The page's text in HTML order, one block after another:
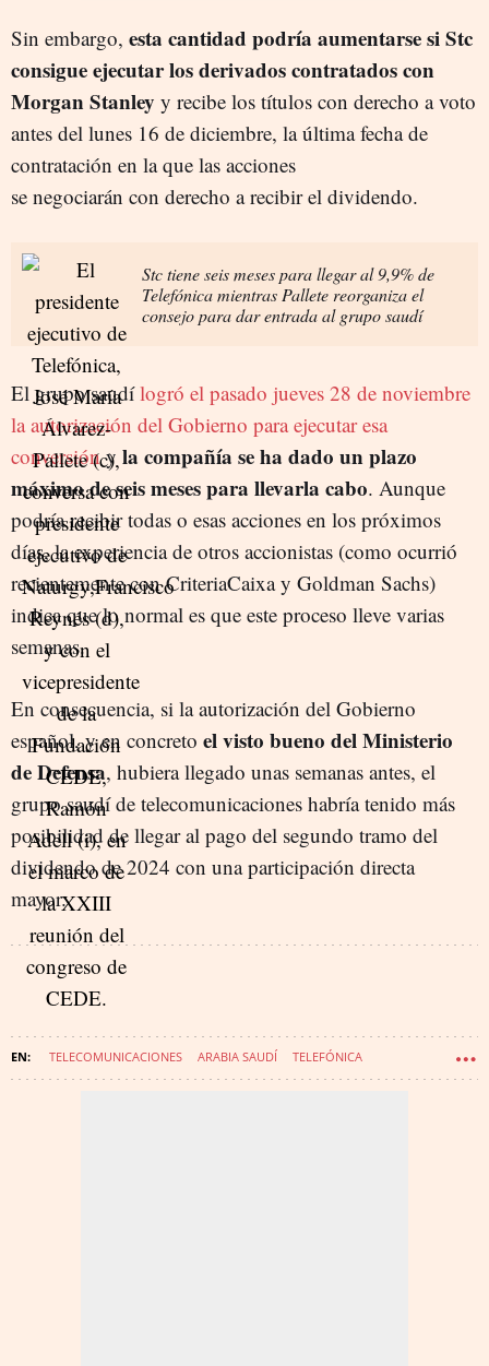
Sin embargo, esta cantidad podría aumentarse si Stc
consigue ejecutar los derivados contratados con
Morgan Stanley y recibe los títulos con derecho a voto
antes del lunes 16 de diciembre, la última fecha de
contratación en la que las acciones
se negociarán con derecho a recibir el dividendo.
Stc tiene seis meses para llegar al 9,9% de
Telefónica mientras Pallete reorganiza el
consejo para dar entrada al grupo saudí
El grupo saudílogró el pasado jueves 28 de noviembre
la autorización del Gobierno para ejecutar esa
conversióny la compañía se ha dado un plazo
máximo de seis meses para llevarla cabo. Aunque
podría recibir todas o esas acciones en los próximos
días, la experiencia de otros accionistas (como ocurrió
recientemente con CriteriaCaixa y Goldman Sachs)
indica que lo normal es que este proceso lleve varias
semanas.
En consecuencia, si la autorización del Gobierno
español, y en concreto el visto bueno del Ministerio
de Defensa, hubiera llegado unas semanas antes, el
grupo saudí de telecomunicaciones habría tenido más
posibilidad de llegar al pago del segundo tramo del
dividendo de 2024 con una participación directa
mayor.
TELECOMUNICACIONES ARABIA SAUDÍ TELEFÓNICA